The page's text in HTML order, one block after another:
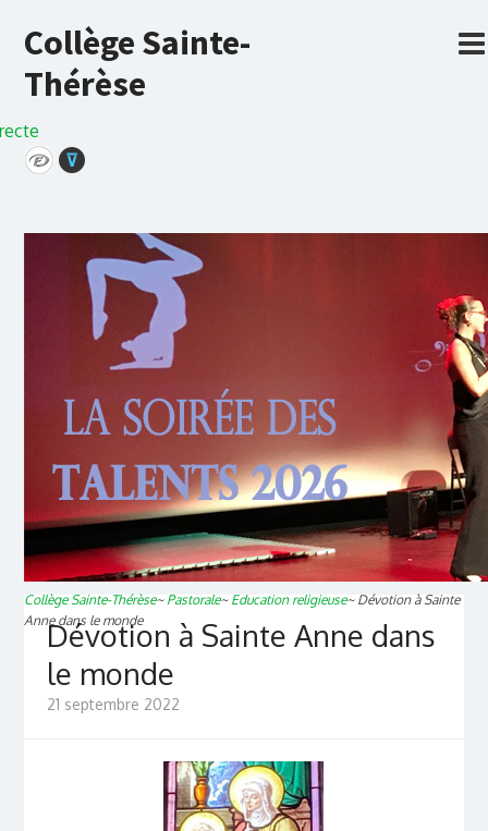
Collège Sainte-
Thérèse
⊽
Collège Sainte-Thérèse~ Pastorale~ Education religieuse~ Dévotion à Sainte
Anne dans le monde
Dévotion à Sainte Anne dans
le monde
21 septembre 2022